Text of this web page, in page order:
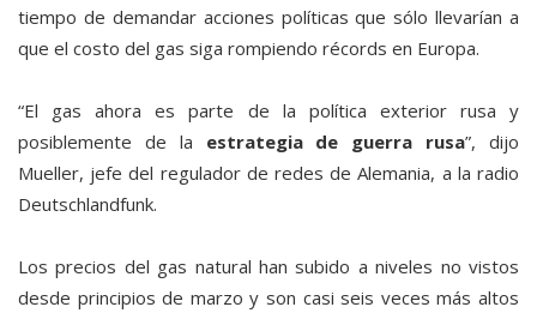
tiempo de demandar acciones políticas que sólo llevarían a
que el costo del gas siga rompiendo récords en Europa.
“El gas ahora es parte de la política exterior rusa y
posiblemente de la estrategia de guerra rusa”, dijo
Mueller, jefe del regulador de redes de Alemania, a la radio
Deutschlandfunk.
Los precios del gas natural han subido a niveles no vistos
desde principios de marzo y son casi seis veces más altos